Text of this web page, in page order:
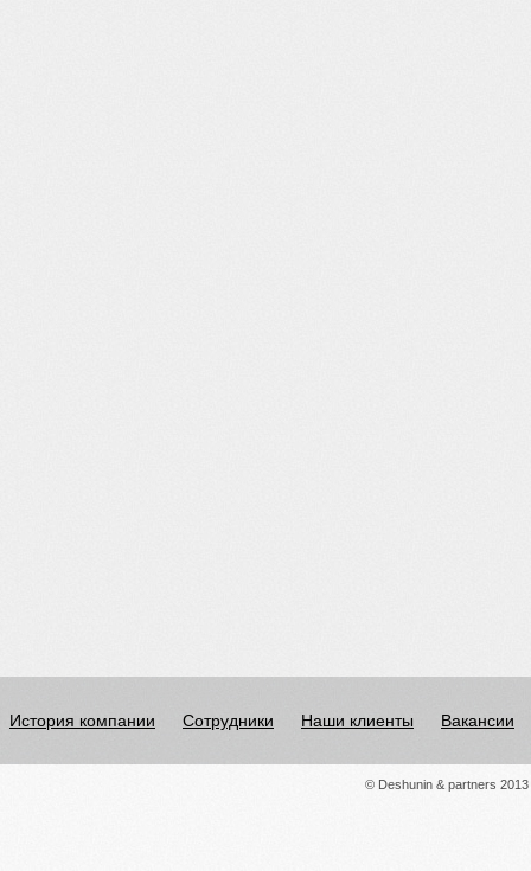
История компании Сотрудники Наши клиенты Вакансии
© Deshunin & partners 2013